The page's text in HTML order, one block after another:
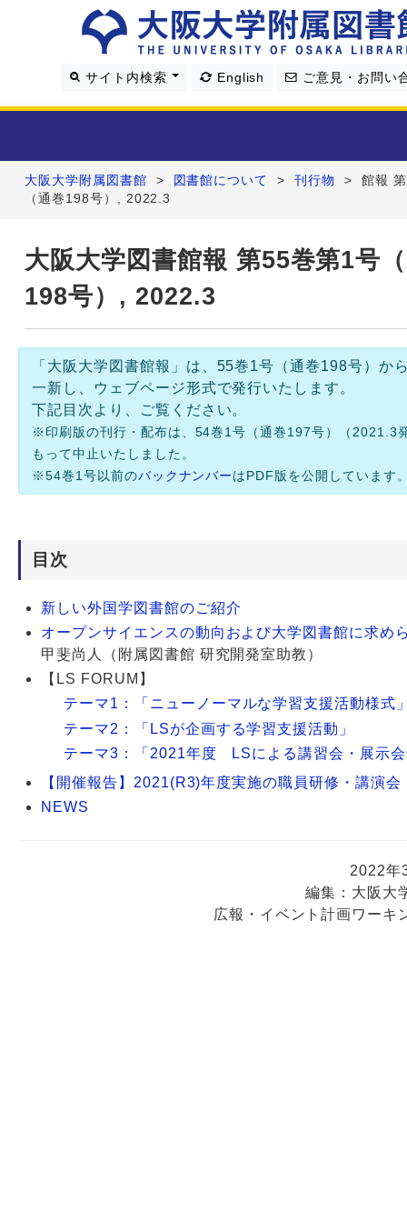
サイト内検索 English ご意見・お問い
利用案内
学習・研究支援
図書館について
4つの図書館
Webサービス
大阪大学附属図書館 > 図書館について > 刊行物 >
館報
（通巻198号）, 2022.3
大阪大学図書館報 第55巻第1号
198号）, 2022.3
「大阪大学図書館報」は、55巻1号（通巻198号）か
一新し、ウェブページ形式で発行いたします。
下記目次より、ご覧ください。
※印刷版の刊行・配布は、54巻1号（通巻197号）（2021.3
もって中止いたしました。
※54巻1号以前のバックナンバー はPDF版を公開しています
目次
新しい外国学図書館のご紹介
オープンサイエンスの動向および大学図書館に求め
甲斐尚人（附属図書館 研究開発室助教）
【LS FORUM】
テーマ1：「ニューノーマルな学習支援活動様式
テーマ2：「LSが企画する学習支援活動」
テーマ3：「2021年度 LSによる講習会・展示
【開催報告】2021(R3)年度実施の職員研修・講演会
NEWS
2022年
編集：大阪大
広報・イベント計画ワーキ